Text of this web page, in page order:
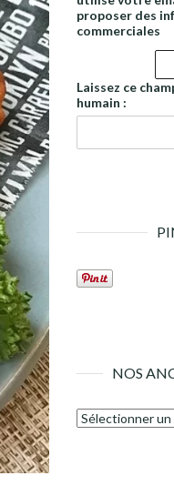
proposer des
commerciales
Laissez ce
humain :
NOS
Nos